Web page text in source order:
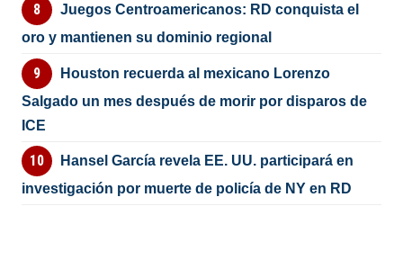
Juegos Centroamericanos: RD conquista el
oro y mantienen su dominio regional
Houston recuerda al mexicano Lorenzo
Salgado un mes después de morir por disparos de
ICE
Hansel García revela EE. UU. participará en
investigación por muerte de policía de NY en RD